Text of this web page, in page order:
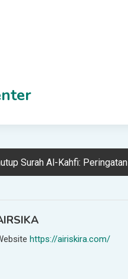
Surah Al-Kahfi: Peringatan Keras dan Janji Mulia dari Allah
https://airiskira.com/